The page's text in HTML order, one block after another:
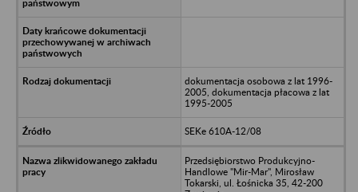
dokumentacja osobowa z lat 1996-
2005, dokumentacja płacowa z lat
1995-2005
SEKe 610A-12/08
Przedsiębiorstwo Produkcyjno-
Handlowe "Mir-Mar", Mirosław
Tokarski, ul. Łośnicka 35, 42-200